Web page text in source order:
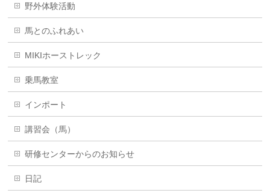
野外体験活動
馬とのふれあい
MIKIホーストレック
乗馬教室
インポート
講習会（馬）
研修センターからのお知らせ
日記